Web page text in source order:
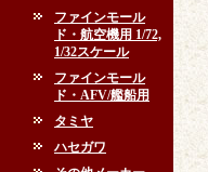
ファインモール
ド・航空機用 1/72,
1/32スケール
ファインモール
ド・AFV/艦船用
タミヤ
ハセガワ